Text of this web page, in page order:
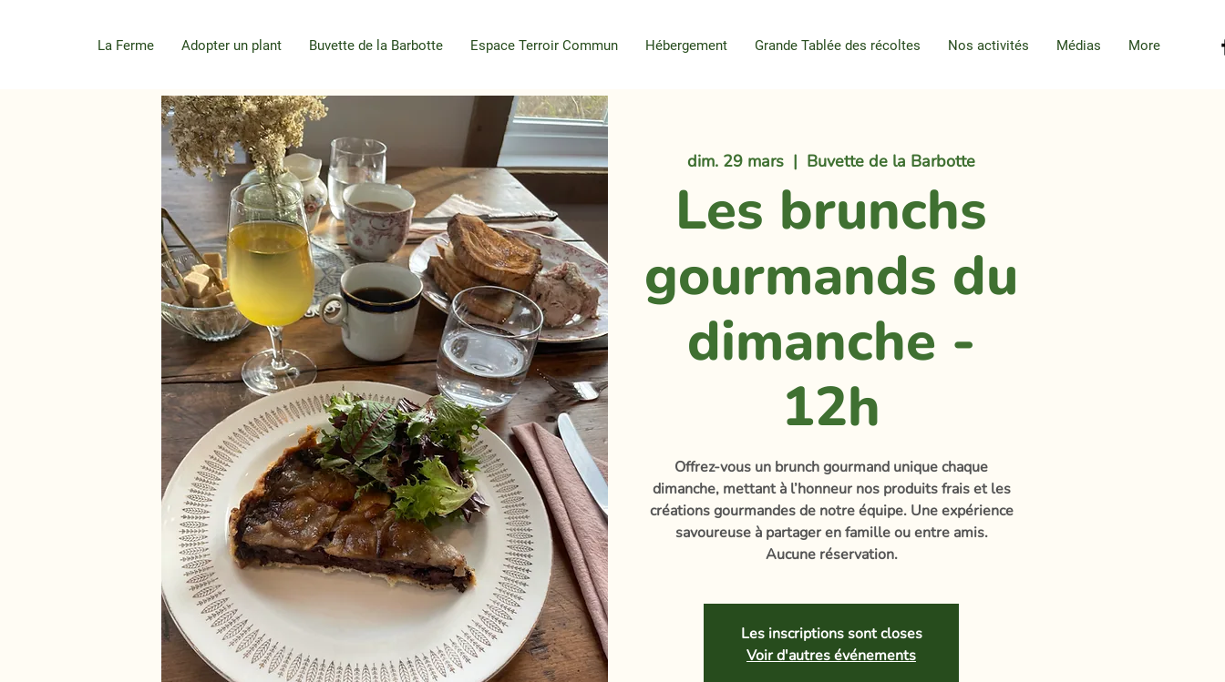
La Ferme Adopter un plant Buvette de la Barbotte Espace Terroir Commun Hébergement Grande Tablée des récoltes Nos activités Médias More
dim. 29 mars
  |
Buvette de la Barbotte
Les brunchs
gourmands du
dimanche -
12h
Offrez-vous un brunch gourmand unique chaque
dimanche, mettant à l’honneur nos produits frais et les
créations gourmandes de notre équipe. Une expérience
savoureuse à partager en famille ou entre amis.
Aucune réservation.
Les inscriptions sont closes
Voir d'autres événements